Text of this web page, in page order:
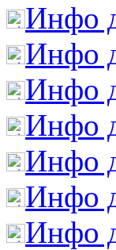
Инфо
Инфо
Инфо
Инфо
Инфо
Инфо
Инфо